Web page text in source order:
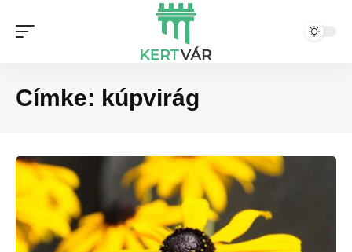
Címke: kúpvirág